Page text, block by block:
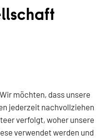
möchten, dass unsere
jederzeit nachvollziehen
verfolgt, woher unsere
verwendet werden und